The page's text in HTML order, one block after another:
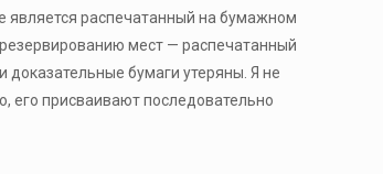
является распечатанный на бумажном
мест — распечатанный
доказательные бумаги утеряны. Я не
его присваивают последовательно